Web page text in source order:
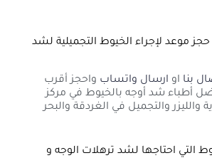
موعد لإجراء الخيوط التجميلية لشد
بنا او ارسال واتساب واحجز أقرب
أطباء شد أوجه بالخيوط في مركز
والليزر والتجميل في الغردقة والبحر
التي احتاجها لشد ترهلات الوجه و